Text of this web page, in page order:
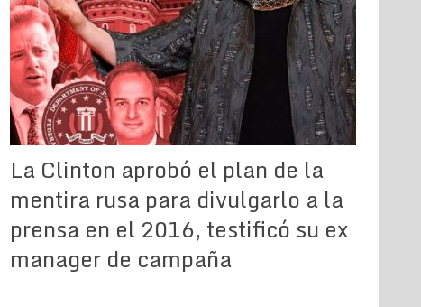
La Clinton aprobó el plan de la
mentira rusa para divulgarlo a la
prensa en el 2016, testificó su ex
manager de campaña